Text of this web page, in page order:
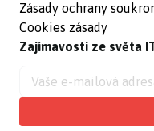
Zásady ochrany
Cookies zásady
Zajímavosti ze světa